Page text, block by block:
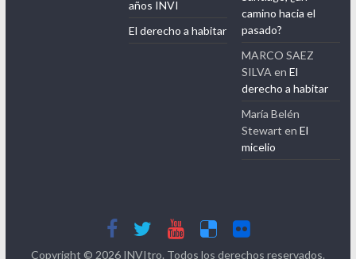
años INVI
El derecho a habitar
camino hacia el
pasado?
MARCO SAEZ
SILVA enEl
derecho a habitar
María Belén
Stewart enEl
micelio
Copyright © 2026 INVItro. Todos los derechos reservados.